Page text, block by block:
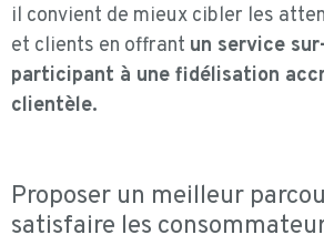
il convient de mieux cibler les
et clients en offrant un service
participant à une fidélisation
clientèle.
Proposer un meilleur
satisfaire les